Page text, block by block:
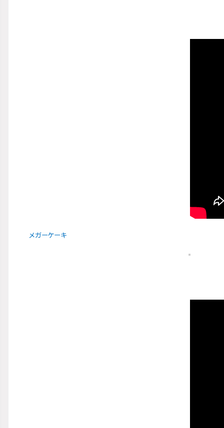
メガーケーキ